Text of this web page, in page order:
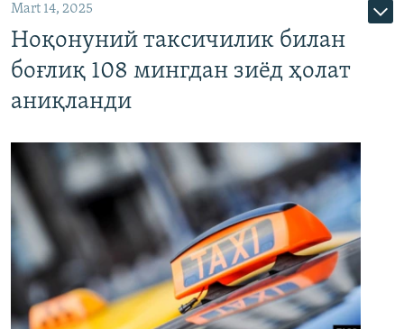
Mart 14, 2025
Ноқонуний таксичилик билан
боғлиқ 108 мингдан зиёд ҳолат
аниқланди